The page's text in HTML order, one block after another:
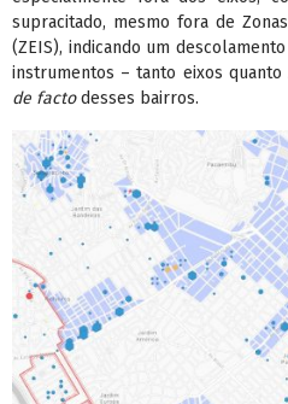
supracitado, mesmo fora de
(ZEIS), indicando um
instrumentos – tanto eixos quanto
de factodesses bairros.